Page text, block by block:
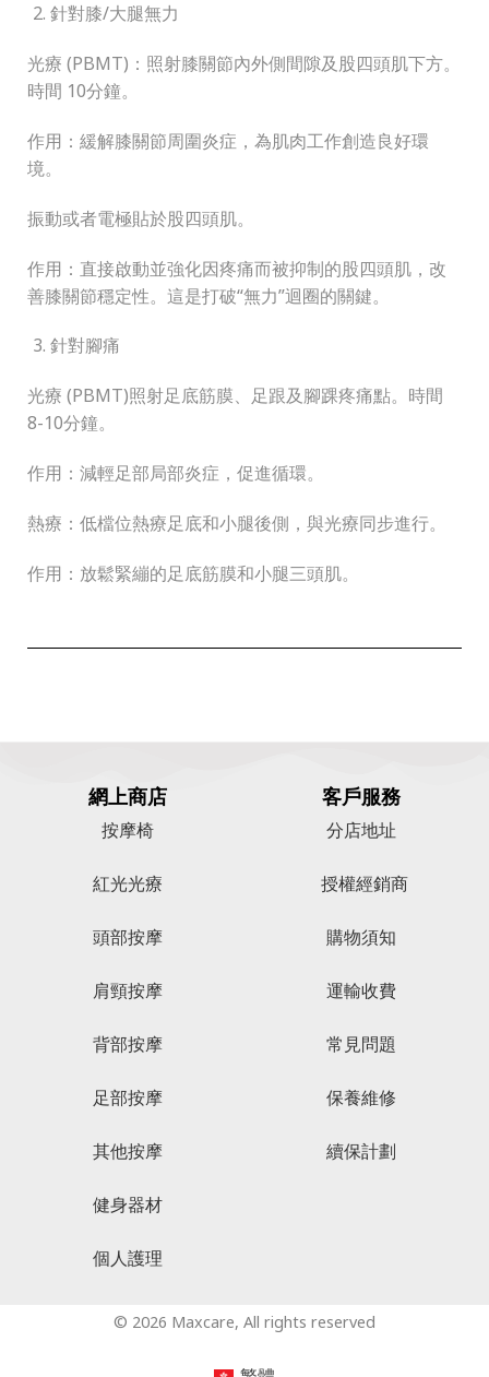
針對膝/大腿無力
光療 (PBMT)：照射膝關節內外側間隙及股四頭肌下方。
時間 10分鐘。
作用：緩解膝關節周圍炎症，為肌肉工作創造良好環
境。
振動或者電極貼於股四頭肌。
作用：直接啟動並強化因疼痛而被抑制的股四頭肌，改
善膝關節穩定性。這是打破“無力”迴圈的關鍵。
針對腳痛
光療 (PBMT)照射足底筋膜、足跟及腳踝疼痛點。時間
8-10分鐘。
作用：減輕足部局部炎症，促進循環。
熱療：低檔位熱療足底和小腿後側，與光療同步進行。
作用：放鬆緊繃的足底筋膜和小腿三頭肌。
網上商店
按摩椅
紅光光療
頭部按摩
肩頸按摩
背部按摩
足部按摩
其他按摩
健身器材
個人護理
客戶服務
分店地址
授權經銷商
購物須知
運輸收費
常見問題
保養維修
續保計劃
© 2026 Maxcare, All rights reserved